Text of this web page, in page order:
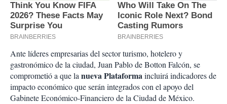
Ante líderes empresarias del sector turismo, hotelero y
gastronómico de la ciudad, Juan Pablo de Botton Falcón, se
comprometió a que lanueva Plataformaincluirá indicadores de
impacto económico que serán integrados con el apoyo del
Gabinete Económico-Financiero de la Ciudad de México.